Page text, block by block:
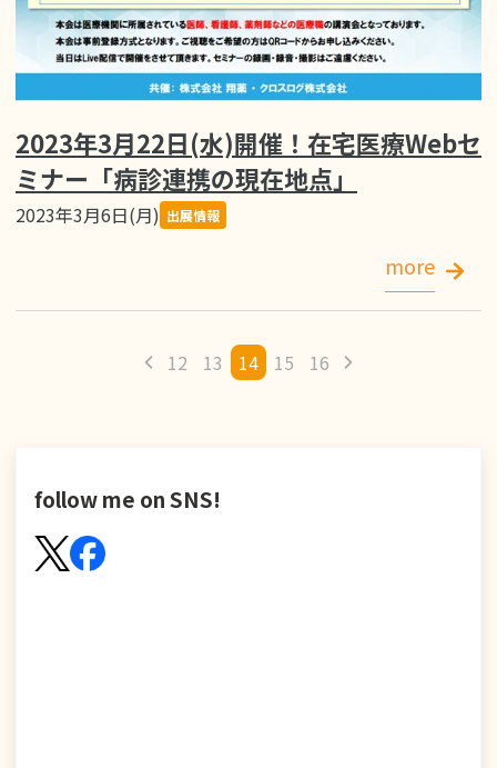
2023年3月22日(水)開催！在宅医療Webセ
ミナー「病診連携の現在地点」
2023年3月6日(月) 出展情報
more
12 13 14 15 16
follow me on SNS!